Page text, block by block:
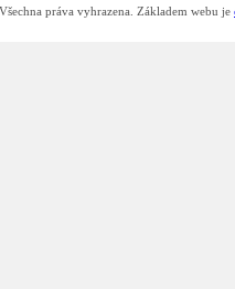
práva vyhrazena. Základem webu je